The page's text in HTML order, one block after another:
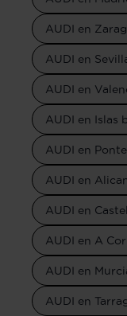
AUDI en
AUDI en
AUDI en
AUDI en Islas
AUDI en
AUDI en
AUDI en
AUDI en A
AUDI en
AUDI en